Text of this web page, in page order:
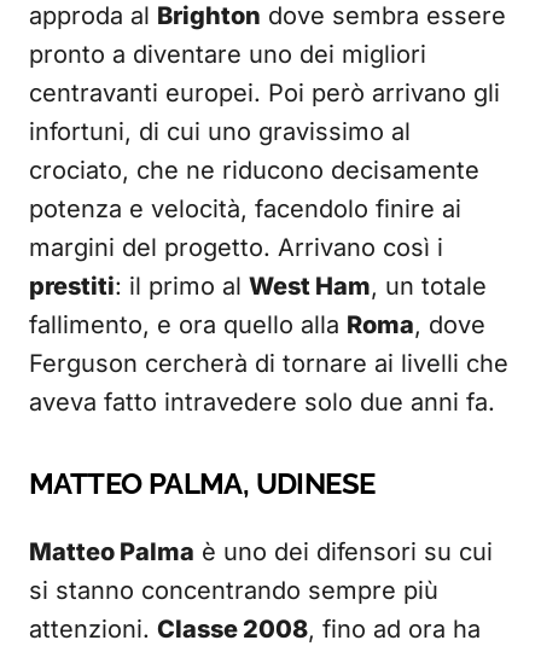
approda al Brighton dove sembra essere
pronto a diventare uno dei migliori
centravanti europei. Poi però arrivano gli
infortuni, di cui uno gravissimo al
crociato, che ne riducono decisamente
potenza e velocità, facendolo finire ai
margini del progetto. Arrivano così i
prestiti: il primo al West Ham, un totale
fallimento, e ora quello alla Roma, dove
Ferguson cercherà di tornare ai livelli che
aveva fatto intravedere solo due anni fa.
MATTEO PALMA, UDINESE
Matteo Palma è uno dei difensori su cui
si stanno concentrando sempre più
attenzioni. Classe 2008, fino ad ora ha